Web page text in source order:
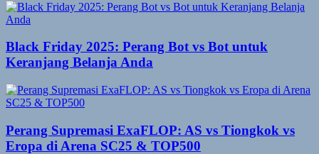
Black Friday 2025: Perang Bot vs Bot untuk
Keranjang Belanja Anda
Perang Supremasi ExaFLOP: AS vs Tiongkok vs
Eropa di Arena SC25 & TOP500